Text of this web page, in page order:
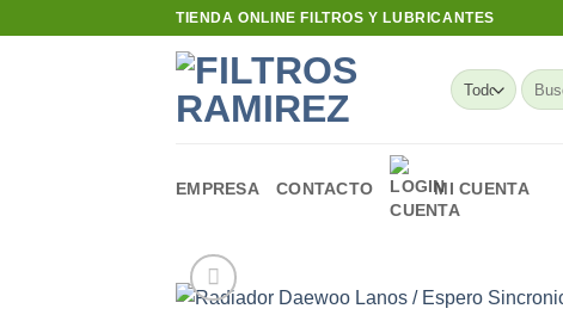
TIENDA ONLINE FILTROS Y LUBRICANTES
Buscar
por:
EMPRESA CONTACTO MI CUENTA